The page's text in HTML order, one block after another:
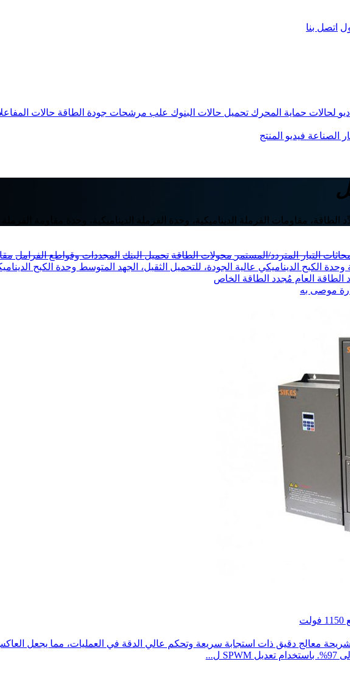
اتصل بنا
لحالات حماية المحرك تحميل حالات البنوك علب مرشحات جودة الطاقة حالات
الصناعة فيديو المنتج
مقاومات الفرملة الديناميكية، وحدة الفرملة الديناميكية، وحدة مقاومة الفرملة
التيار المتردد/المستمر محولات الطاقة تحميل البنك المجددات وقواطع الفرامل
وحدة الكبح الديناميكي عالية الجودة، للتحميل الثقيل، الجهد المتوسط وحدة الكبح
الطاقة العام مُجدد الطاقة الخاص
موصى به
معالج دقيق ذات استجابة سريعة وتحكم عالي الدقة في العمليات، مما يجعل